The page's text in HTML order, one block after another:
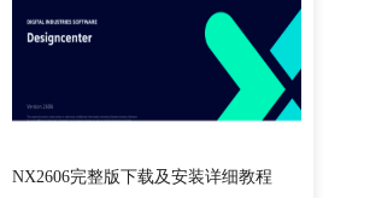
NX2606完整版下载及安装详细教程